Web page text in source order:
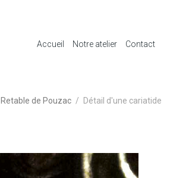
Accueil Notre atelier Contact
Retable de Pouzac Détail d'une cariatide